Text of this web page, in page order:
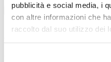
pubblicità e social media, i
con altre informazioni che
raccolto dal suo utilizzo dei
Come posso aprire un ticket di
Per aprire un ticket di